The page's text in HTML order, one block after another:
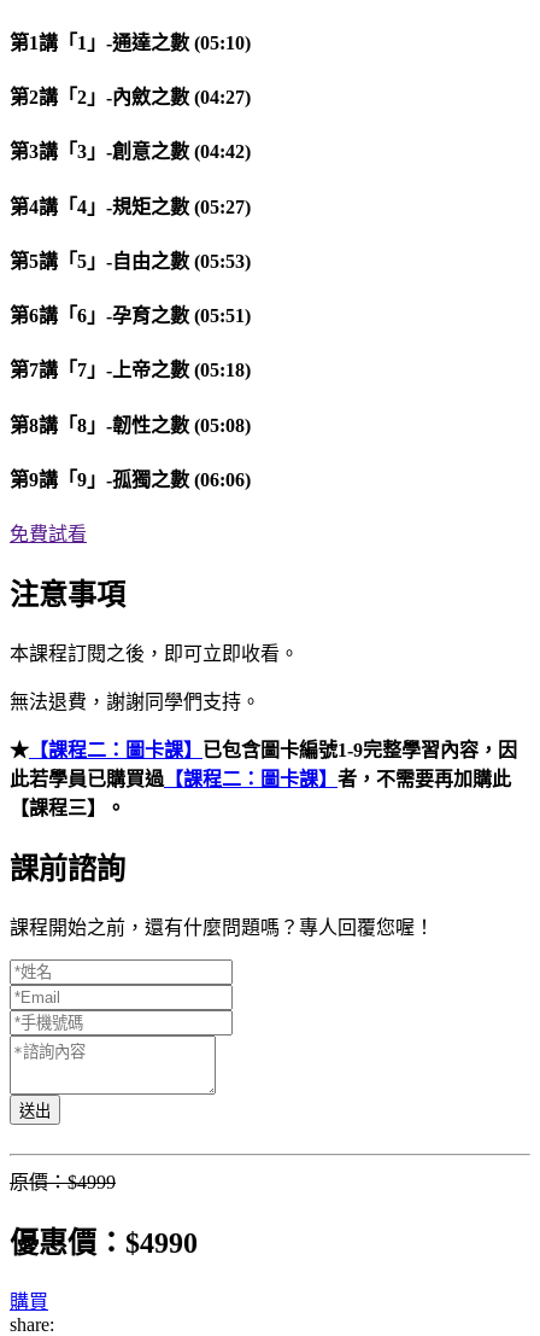
第1講「1」-通達之數 (05:10)
第2講「2」-內斂之數 (04:27)
第3講「3」-創意之數 (04:42)
第4講「4」-規矩之數 (05:27)
第5講「5」-自由之數 (05:53)
第6講「6」-孕育之數 (05:51)
第7講「7」-上帝之數 (05:18)
第8講「8」-韌性之數 (05:08)
第9講「9」-孤獨之數 (06:06)
免費試看
注意事項
本課程訂閱之後，即可立即收看。
無法退費，謝謝同學們支持。
★ 【課程二：圖卡課】 已包含圖卡編號1-9完整學習內容，因
此若學員已購買過 【課程二：圖卡課】 者，不需要再加購此
【課程三】。
課前諮詢
課程開始之前，還有什麼問題嗎？專人回覆您喔！
送出
原價：$4999
優惠價：$4990
購買
share: